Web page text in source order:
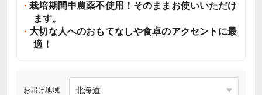
栽培期間中農薬不使用！そのままお使いいただけ
ます。
大切な人へのおもてなしや食卓のアクセントに最
適！
お届け地域